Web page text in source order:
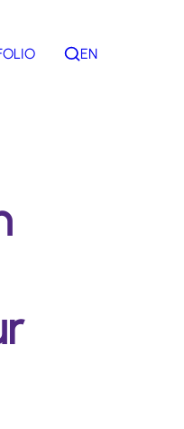
Rechercher
EN